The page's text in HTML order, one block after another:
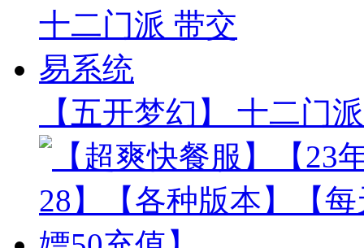
【五开梦幻】 十二门